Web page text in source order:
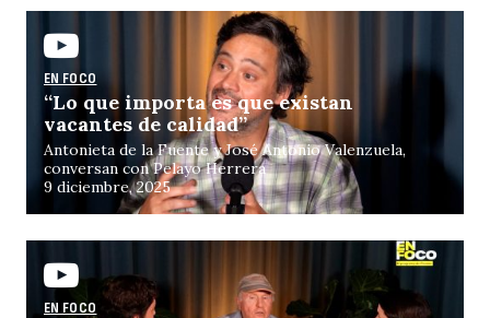
EN FOCO
“Lo que importa es que existan
vacantes de calidad”
Antonieta de la Fuente y José Antonio Valenzuela,
conversan con Pelayo Herrera
9 diciembre, 2025
EN FOCO